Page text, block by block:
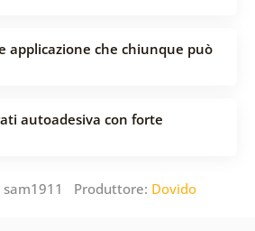
applicazione che chiunque può
autoadesiva con forte
sam1911 Produttore: Dovido